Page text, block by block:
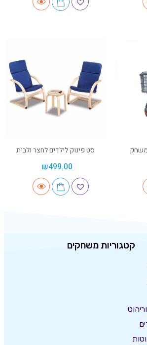
סט פינוק לילדים לחצר ולבית
₪499.00
קטגוריות משחקים